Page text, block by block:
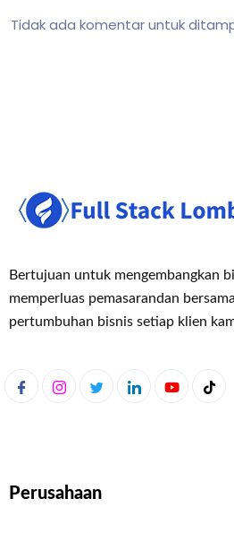
Tidak ada komentar untuk
Bertujuan untuk mengembangkan
memperluas pemasarandan
pertumbuhan bisnis setiap klien
Perusahaan